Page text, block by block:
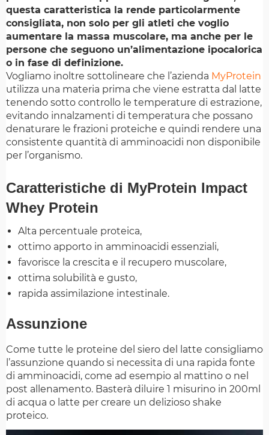
questa caratteristica la rende particolarmente
consigliata, non solo per gli atleti che voglio
aumentare la massa muscolare, ma anche per le
persone che seguono un’alimentazione ipocalorica
o in fase di definizione.
Vogliamo inoltre sottolineare che l’azienda MyProtein
utilizza una materia prima che viene estratta dal latte
tenendo sotto controllo le temperature di estrazione,
evitando innalzamenti di temperatura che possano
denaturare le frazioni proteiche e quindi rendere una
consistente quantità di amminoacidi non disponibile
per l’organismo.
Caratteristiche di MyProtein Impact
Whey Protein
Alta percentuale proteica,
ottimo apporto in amminoacidi essenziali,
favorisce la crescita e il recupero muscolare,
ottima solubilità e gusto,
rapida assimilazione intestinale.
Assunzione
Come tutte le proteine del siero del latte consigliamo
l’assunzione quando si necessita di una rapida fonte
di amminoacidi, come ad esempio al mattino o nel
post allenamento. Basterà diluire 1 misurino in 200ml
di acqua o latte per creare un delizioso shake
proteico.